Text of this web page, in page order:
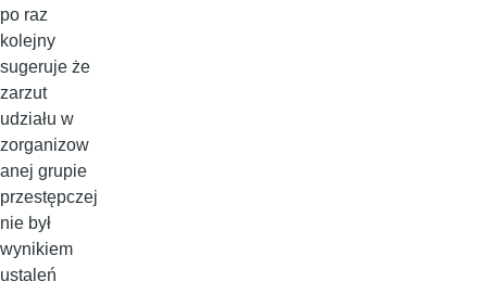
po raz
kolejny
sugeruje że
zarzut
udziału w
zorganizow
anej grupie
przestępczej
nie był
wynikiem
ustaleń